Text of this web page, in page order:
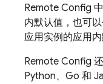
Remote Config
内默认值，也可
应用实例的应用内
Remote Config
Python、Go 和